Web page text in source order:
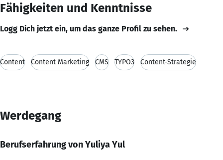
Fähigkeiten und Kenntnisse
Logg Dich jetzt ein, um das ganze Profil zu sehen.
Content Content Marketing CMS TYPO3 Content-Strategie
Werdegang
Berufserfahrung von Yuliya Yul